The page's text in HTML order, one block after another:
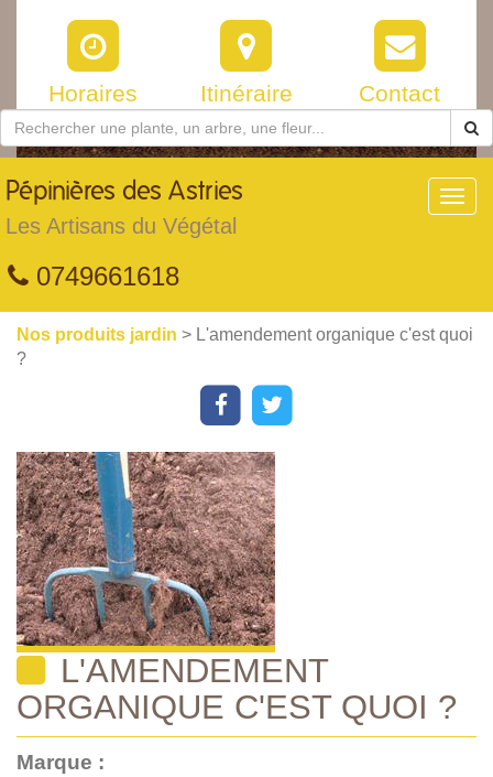
Horaires Itinéraire Contact
Pépinières des Astries
Les Artisans du Végétal
0749661618
Nos produits jardin > L'amendement organique c'est quoi
?
L'AMENDEMENT
ORGANIQUE C'EST QUOI ?
Marque :